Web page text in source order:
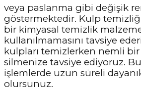
veya paslanma gibi değişik
göstermektedir. Kulp
bir kimyasal temizlik
kullanılmamasını tavsiye
kulpları temizlerken nemli bir
silmenize tavsiye ediyoruz.
işlemlerde uzun süreli
olursunuz.